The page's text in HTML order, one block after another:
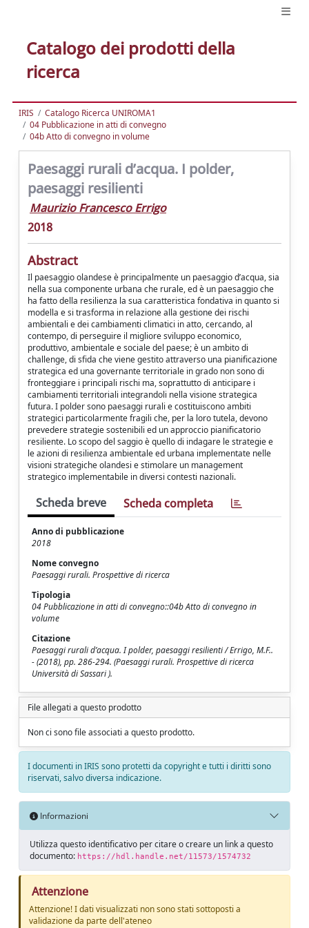
Catalogo dei prodotti della
ricerca
IRIS
Catalogo Ricerca UNIROMA1
04 Pubblicazione in atti di convegno
04b Atto di convegno in volume
Paesaggi rurali d’acqua. I polder,
paesaggi resilienti
Maurizio Francesco Errigo
2018
Abstract
Il paesaggio olandese è principalmente un paesaggio d’acqua, sia
nella sua componente urbana che rurale, ed è un paesaggio che
ha fatto della resilienza la sua caratteristica fondativa in quanto si
modella e si trasforma in relazione alla gestione dei rischi
ambientali e dei cambiamenti climatici in atto, cercando, al
contempo, di perseguire il migliore sviluppo economico,
produttivo, ambientale e sociale del paese; è un ambito di
challenge, di sfida che viene gestito attraverso una pianificazione
strategica ed una governante territoriale in grado non sono di
fronteggiare i principali rischi ma, soprattutto di anticipare i
cambiamenti territoriali integrandoli nella visione strategica
futura. I polder sono paesaggi rurali e costituiscono ambiti
strategici particolarmente fragili che, per la loro tutela, devono
prevedere strategie sostenibili ed un approccio pianificatorio
resiliente. Lo scopo del saggio è quello di indagare le strategie e
le azioni di resilienza ambientale ed urbana implementate nelle
visioni strategiche olandesi e stimolare un management
strategico implementabile in diversi contesti nazionali.
Scheda breve Scheda completa
Anno di pubblicazione
2018
Nome convegno
Paesaggi rurali. Prospettive di ricerca
Tipologia
04 Pubblicazione in atti di convegno::04b Atto di convegno in
volume
Citazione
Paesaggi rurali d’acqua. I polder, paesaggi resilienti / Errigo, M.F..
- (2018), pp. 286-294. (Paesaggi rurali. Prospettive di ricerca
Università di Sassari ).
File allegati a questo prodotto
Non ci sono file associati a questo prodotto.
I documenti in IRIS sono protetti da copyright e tutti i diritti sono
riservati, salvo diversa indicazione.
Informazioni
Utilizza questo identificativo per citare o creare un link a questo
documento: https://hdl.handle.net/11573/1574732
Attenzione
Attenzione! I dati visualizzati non sono stati sottoposti a
validazione da parte dell'ateneo